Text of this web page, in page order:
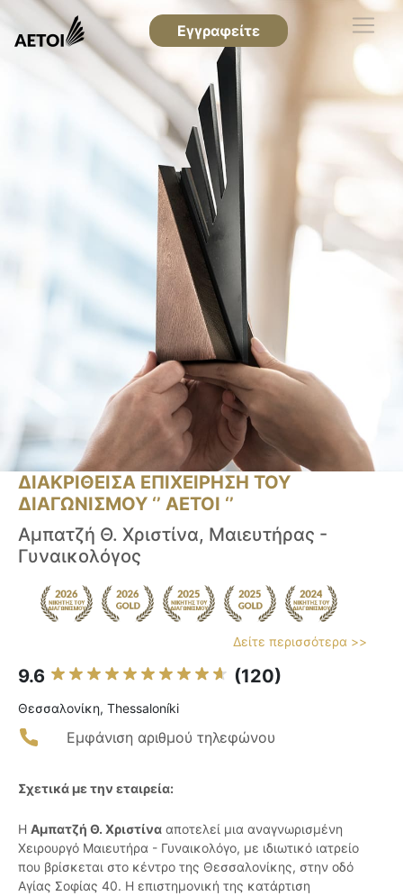
Εγγραφείτε
ΔΙΑΚΡΙΘΕΙΣΑ ΕΠΙΧΕΙΡΗΣΗ ΤΟΥ
ΔΙΑΓΩΝΙΣΜΟΥ ‘’ ΑΕΤΟΙ ‘’
Αμπατζή Θ. Χριστίνα, Μαιευτήρας -
Γυναικολόγος
Δείτε περισσότερα >>
9.6 (120)
Θεσσαλονίκη, Thessaloníki
Εμφάνιση αριθμού τηλεφώνου
Σχετικά με την εταιρεία:
Η Αμπατζή Θ. Χριστίνα αποτελεί μια αναγνωρισμένη
Χειρουργό Μαιευτήρα - Γυναικολόγο, με ιδιωτικό ιατρείο
που βρίσκεται στο κέντρο της Θεσσαλονίκης, στην οδό
Αγίας Σοφίας 40. Η επιστημονική της κατάρτιση